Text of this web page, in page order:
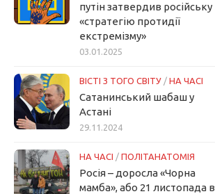
путін затвердив російську
«стратегію протидії
екстремізму»
03.01.2025
ВІСТІ З ТОГО СВІТУ / НА ЧАСІ
Сатанинський шабаш у
Астані
29.11.2024
НА ЧАСІ / ПОЛІТАНАТОМІЯ
Росія – доросла «Чорна
мамба», або 21 листопада в